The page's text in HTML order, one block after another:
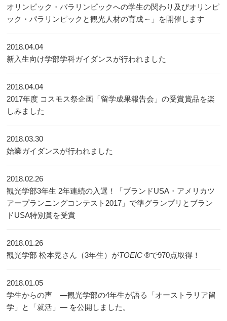
オリンピック・パラリンピックへの学生の関わり及びオリンピ
ック・パラリンピックと観光人材の育成～」を開催します
2018.04.04
新入生向け学部学科ガイダンスが行われました
2018.04.04
2017年度 コスモス祭企画「留学成果報告会」の受賞賞品を楽
しみました
2018.03.30
始業ガイダンスが行われました
2018.02.26
観光学部3年生 2年連続の入選！「ブランドUSA・アメリカツ
アープランニングコンテスト2017」で準グランプリとブラン
ドUSA特別賞を受賞
2018.01.26
観光学部 松本晃さん（3年生）がTOEIC ®で970点取得！
2018.01.05
学生からの声 ―観光学部の4年生が語る「オーストラリア留
学」と「就活」― を公開しました。